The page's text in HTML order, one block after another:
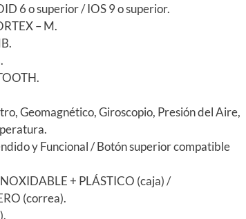
6 o superior / IOS 9 o superior.
– M.
Geomagnético, Giroscopio, Presión del Aire,
y Funcional / Botón superior compatible
+ PLÁSTICO (caja) /
(correa).